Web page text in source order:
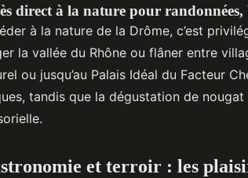
direct à la nature pour randonnées,
à la nature de la Drôme, c’est
la vallée du Rhône ou flâner entre
ou jusqu’au Palais Idéal du Facteur
tandis que la dégustation de
et terroir : les